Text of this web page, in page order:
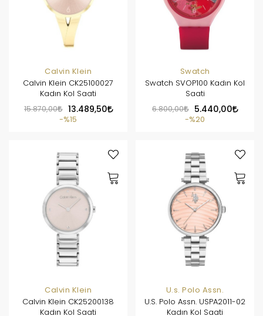
Calvin Klein
Calvin Klein CK25100027
Kadın Kol Saati
15.870,00
13.489,50
%15
Swatch
Swatch SVOP100 Kadın Kol
Saati
6.800,00
5.440,00
%20
Calvin Klein
Calvin Klein CK25200138
Kadın Kol Saati
U.s. Polo Assn.
U.S. Polo Assn. USPA2011-02
Kadın Kol Saati